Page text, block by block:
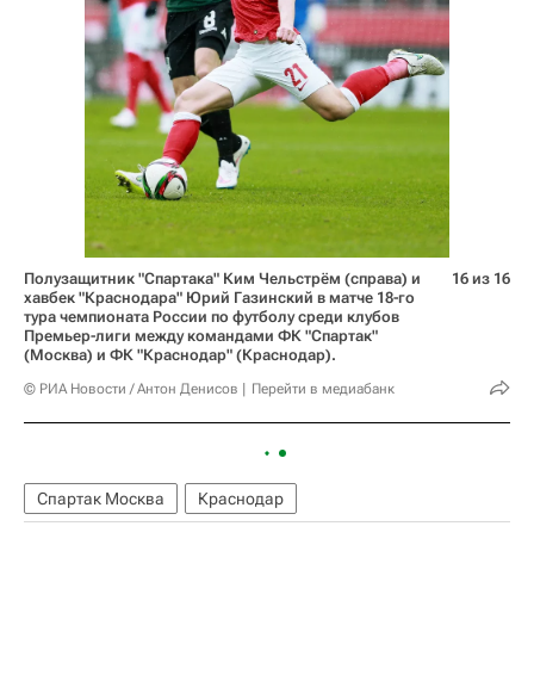
Полузащитник "Спартака" Ким Чельстрём (справа) и
хавбек "Краснодара" Юрий Газинский в матче 18-го
тура чемпионата России по футболу среди клубов
Премьер-лиги между командами ФК "Спартак"
(Москва) и ФК "Краснодар" (Краснодар).
© РИА Новости / Антон Денисов Перейти в медиабанк
16 из 16
Спартак Москва Краснодар